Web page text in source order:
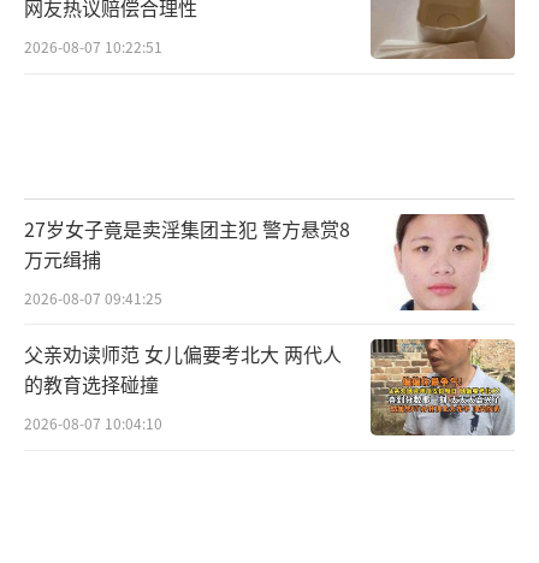
网友热议赔偿合理性
2026-08-07 10:22:51
27岁女子竟是卖淫集团主犯 警方悬赏8
万元缉捕
2026-08-07 09:41:25
父亲劝读师范 女儿偏要考北大 两代人
的教育选择碰撞
2026-08-07 10:04:10